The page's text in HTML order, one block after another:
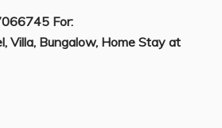
For:
Villa, Bungalow, Home Stay at